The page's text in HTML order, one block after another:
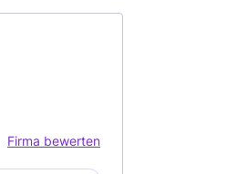
Firma bewerten